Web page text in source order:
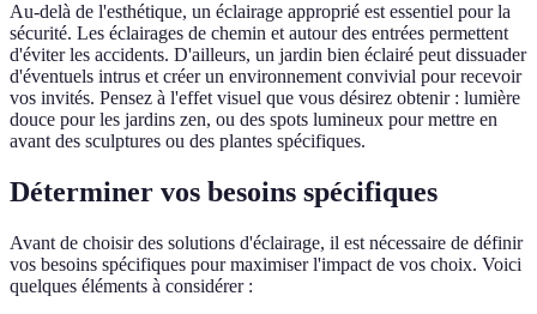
Au-delà de l'esthétique, un éclairage approprié est essentiel pour la
sécurité. Les éclairages de chemin et autour des entrées permettent
d'éviter les accidents. D'ailleurs, un jardin bien éclairé peut dissuader
d'éventuels intrus et créer un environnement convivial pour recevoir
vos invités. Pensez à l'effet visuel que vous désirez obtenir : lumière
douce pour les jardins zen, ou des spots lumineux pour mettre en
avant des sculptures ou des plantes spécifiques.
Déterminer vos besoins spécifiques
Avant de choisir des solutions d'éclairage, il est nécessaire de définir
vos besoins spécifiques pour maximiser l'impact de vos choix. Voici
quelques éléments à considérer :